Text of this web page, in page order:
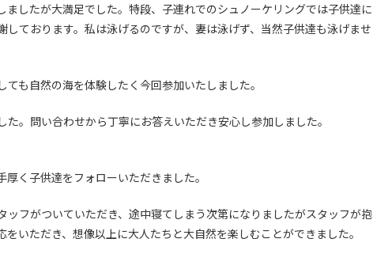
ましたが大満足でした。特段、子連れでのシュノーケリングでは子供達に
ております。 私は泳げるのですが、妻は泳げず、当然子供達も泳げませ
ても自然の海を体験したく今回参加いたしました。
た。問い合わせから丁寧にお答えいただき安心し参加しました。
厚く子供達をフォローいただきました。
ッフがついていただき、途中寝てしまう次第になりましたがスタッフが抱
をいただき、想像以上に大人たちと大自然を楽しむことができました。